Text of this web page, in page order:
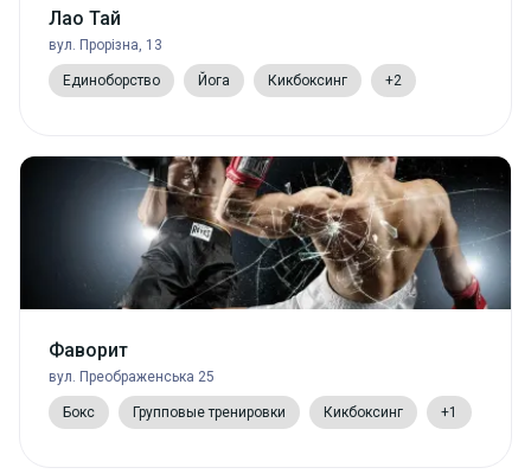
Лао Тай
вул. Прорізна, 13
Единоборство Йога Кикбоксинг +2
Фаворит
вул. Преображенська 25
Бокс Групповые тренировки Кикбоксинг +1